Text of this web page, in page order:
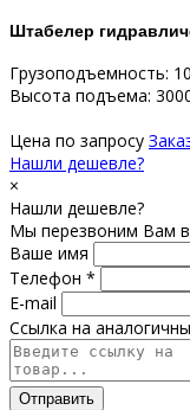
Штабелер
Грузоподъемность:
Высота подъема:
Цена по запросу
Нашли дешевле?
×
Нашли дешевле?
Мы перезвоним Вам
Ваше имя
Телефон *
E-mail
Ссылка на
Отправить